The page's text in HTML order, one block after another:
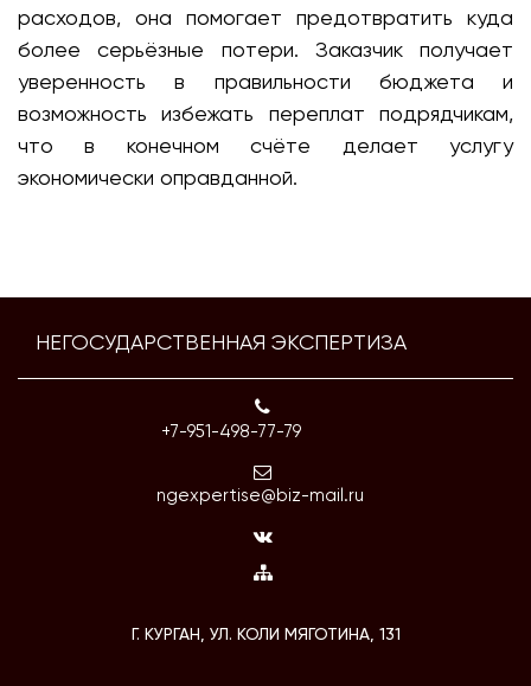
расходов, она помогает предотвратить куда
более серьёзные потери. Заказчик получает
уверенность в правильности бюджета и
возможность избежать переплат подрядчикам,
что в конечном счёте делает услугу
экономически оправданной.
НЕГОСУДАРСТВЕННАЯ ЭКСПЕРТИЗА
+7-951-498-77-79
ngexpertise@biz-mail.ru
Г. КУРГАН, УЛ. КОЛИ МЯГОТИНА, 131